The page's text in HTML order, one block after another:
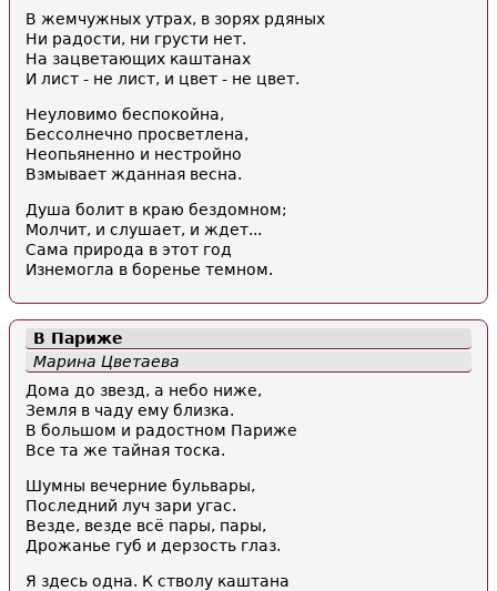
В жемчужных утрах, в зорях рдяных
Ни радости, ни грусти нет.
На зацветающих каштанах
И лист - не лист, и цвет - не цвет.
Неуловимо беспокойна,
Бессолнечно просветлена,
Неопьяненно и нестройно
Взмывает жданная весна.
Душа болит в краю бездомном;
Молчит, и слушает, и ждет...
Сама природа в этот год
Изнемогла в боренье темном.
В Париже
Марина Цветаева
Дома до звезд, а небо ниже,
Земля в чаду ему близка.
В большом и радостном Париже
Все та же тайная тоска.
Шумны вечерние бульвары,
Последний луч зари угас.
Везде, везде всё пары, пары,
Дрожанье губ и дерзость глаз.
Я здесь одна. К стволу каштана